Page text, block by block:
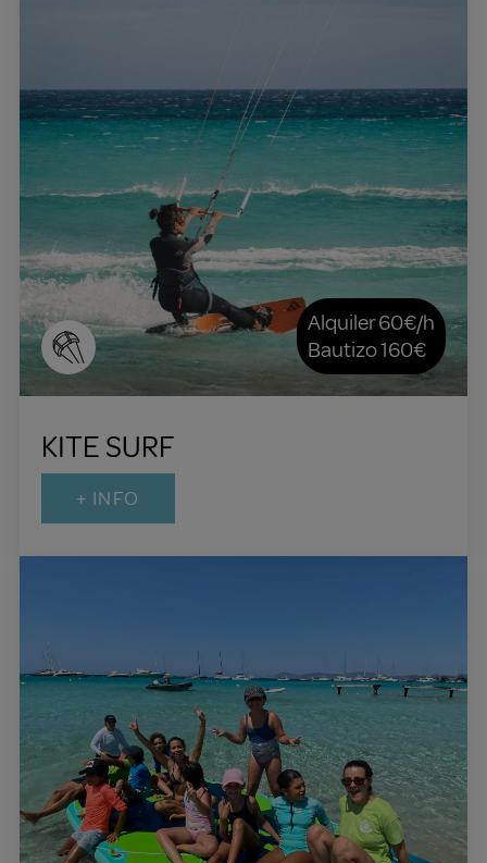
Alquiler 60€/h
Bautizo 160€
KITE SURF
+ INFO